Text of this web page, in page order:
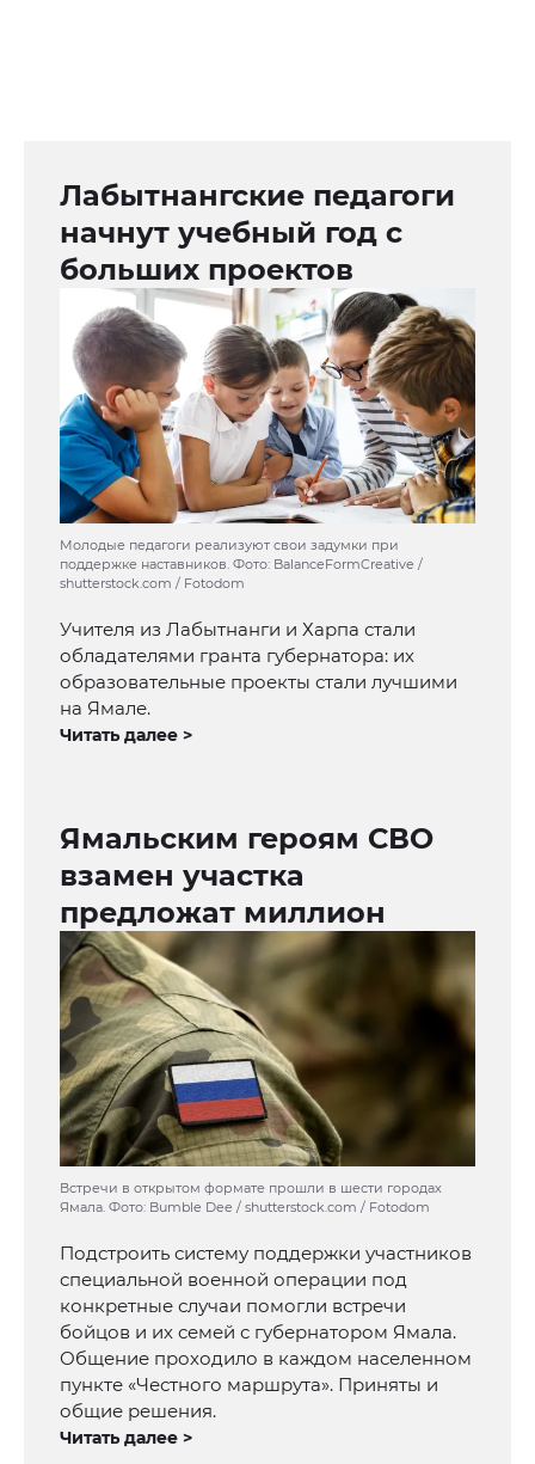
Лабытнангские педагоги
начнут учебный год с
больших проектов
Молодые педагоги реализуют свои задумки при
поддержке наставников. Фото: BalanceFormCreative /
shutterstock.com / Fotodom
Учителя из Лабытнанги и Харпа стали
обладателями гранта губернатора: их
образовательные проекты стали лучшими
на Ямале.
Читать далее >
Ямальским героям СВО
взамен участка
предложат миллион
Встречи в открытом формате прошли в шести городах
Ямала. Фото: Bumble Dee / shutterstock.com / Fotodom
Подстроить систему поддержки участников
специальной военной операции под
конкретные случаи помогли встречи
бойцов и их семей с губернатором Ямала.
Общение проходило в каждом населенном
пункте «Честного маршрута». Приняты и
общие решения.
Читать далее >